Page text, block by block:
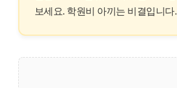
보세요. 학원비 아끼는 비결입니다.